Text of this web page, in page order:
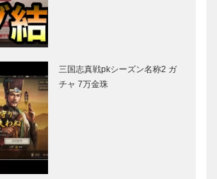
三国志真戦pkシーズン名称2 ガ
チャ 7万金珠